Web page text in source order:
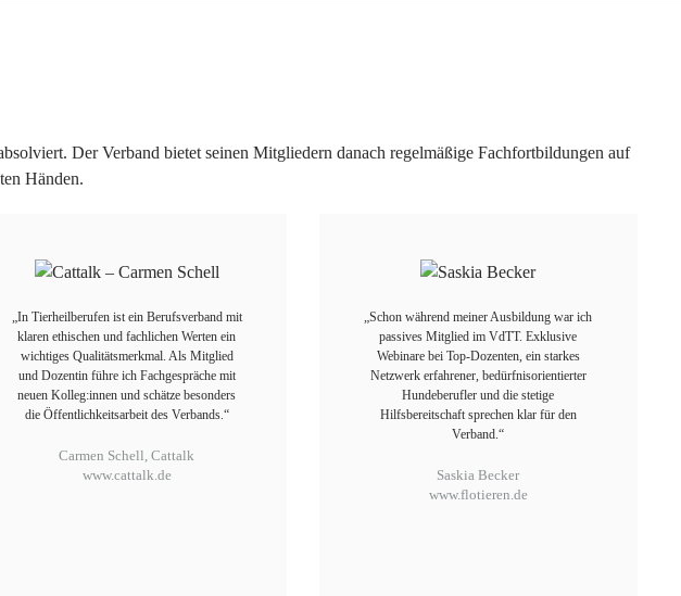
Der Verband bietet seinen Mitgliedern danach regelmäßige Fachfortbildungen auf
Händen.
„In Tierheilberufen ist ein Berufsverband mit
klaren ethischen und fachlichen Werten ein
wichtiges Qualitätsmerkmal. Als Mitglied
und Dozentin führe ich Fachgespräche mit
neuen Kolleg:innen und schätze besonders
die Öffentlichkeitsarbeit des Verbands.“
Carmen Schell, Cattalk
www.cattalk.de
„Schon während meiner Ausbildung war ich
passives Mitglied im VdTT. Exklusive
Webinare bei Top-Dozenten, ein starkes
Netzwerk erfahrener, bedürfnisorientierter
Hundeberufler und die stetige
Hilfsbereitschaft sprechen klar für den
Verband.“
Saskia Becker
www.flotieren.de